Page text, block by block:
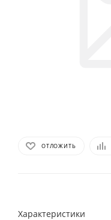
ОТЛОЖИТЬ
Характеристики